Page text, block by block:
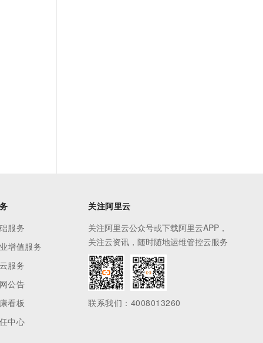
服务
增值服务
服务
公告
看板
中心
关注阿里云
关注阿里云公众号或下载阿里云APP，
关注云资讯，随时随地运维管控云服务
联系我们：4008013260